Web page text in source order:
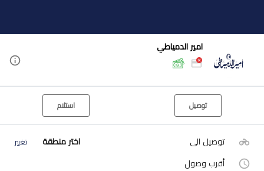
امير الدمياطي
توصيل استلام
توصيل الى اختر منطقة تغيير
أقرب وصول